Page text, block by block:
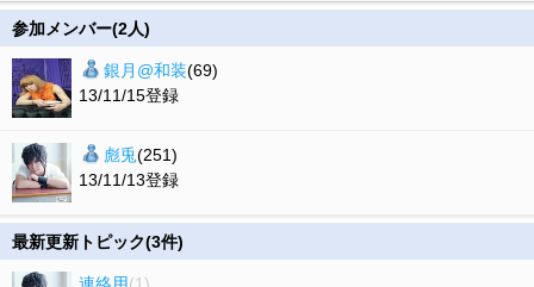
参加メンバー(2人)
銀月@和装(69)
13/11/15登録
彪兎(251)
13/11/13登録
最新更新トピック(3件)